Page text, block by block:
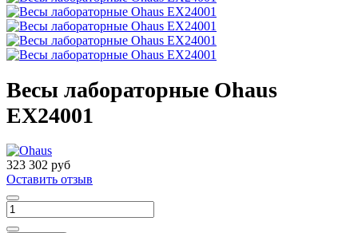
Весы лабораторные Ohaus
EX24001
323 302 руб
Оставить отзыв